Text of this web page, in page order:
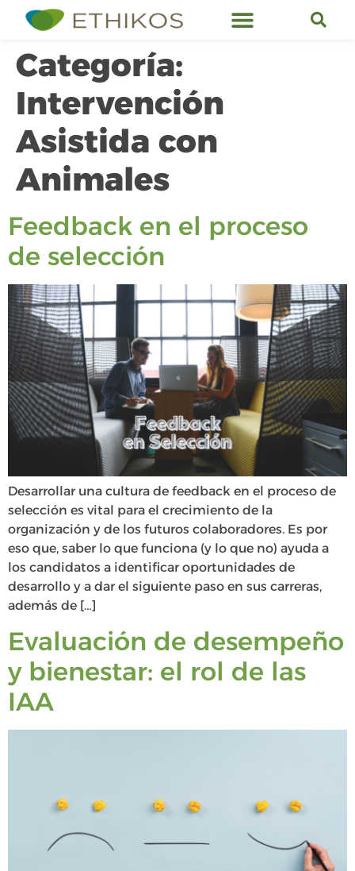
Categoría:
Intervención
Asistida con
Animales
Feedback en el proceso
de selección
Desarrollar una cultura de feedback en el proceso de
selección es vital para el crecimiento de la
organización y de los futuros colaboradores. Es por
eso que, saber lo que funciona (y lo que no) ayuda a
los candidatos a identificar oportunidades de
desarrollo y a dar el siguiente paso en sus carreras,
además de […]
Evaluación de desempeño
y bienestar: el rol de las
IAA